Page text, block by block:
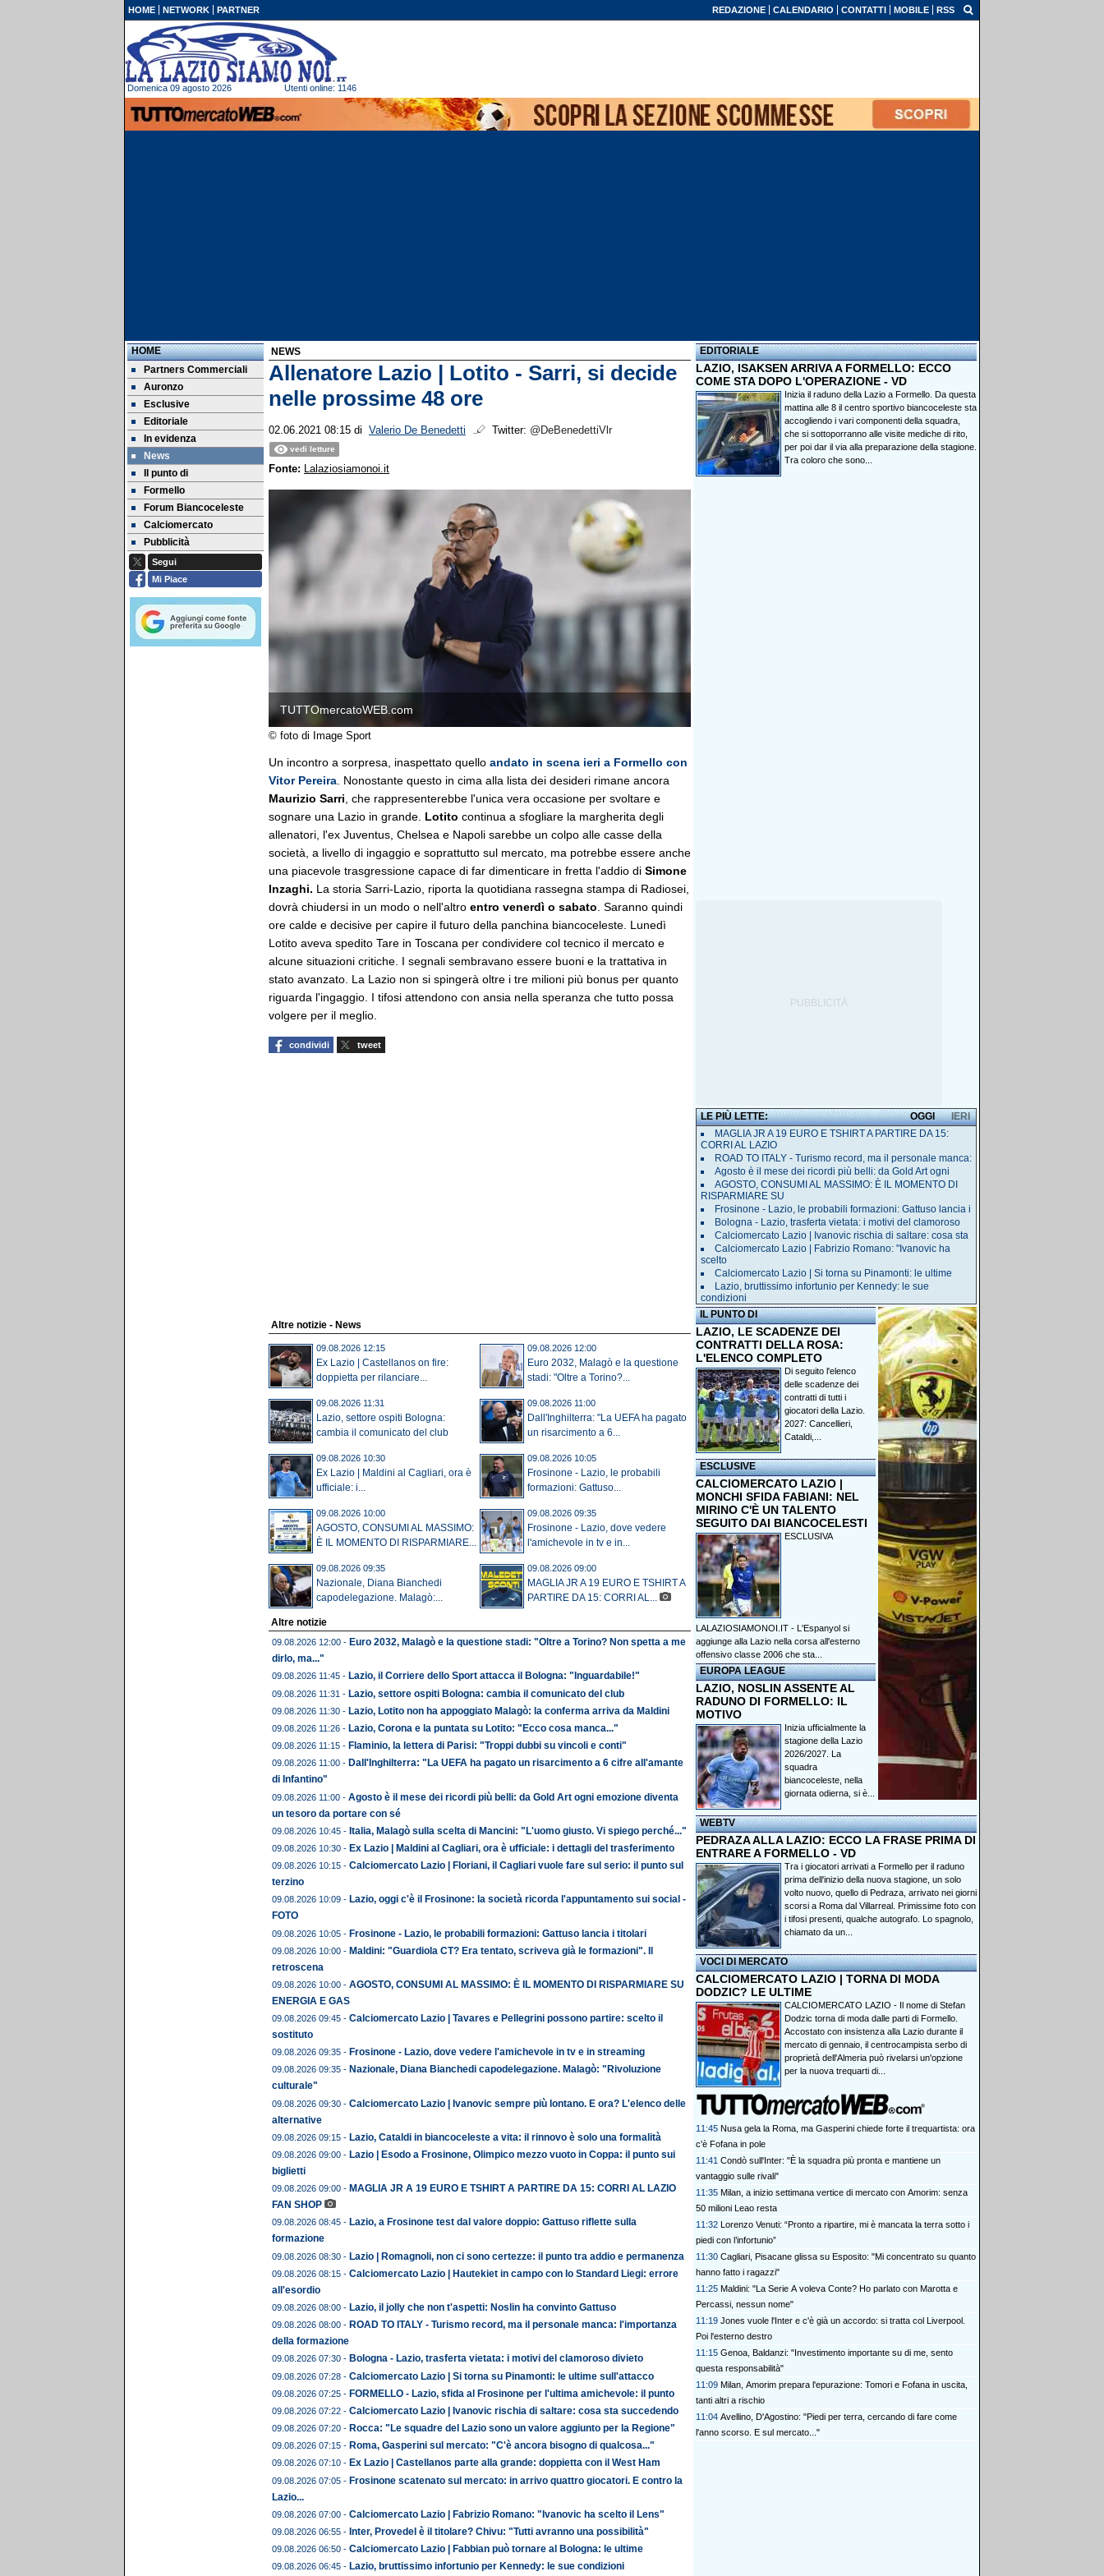
HOME NETWORK PARTNER REDAZIONE CALENDARIO CONTATTI MOBILE RSS
Domenica 09 agosto 2026 Utenti online: 1146
HOME
Partners Commerciali
Auronzo
Esclusive
Editoriale
In evidenza
News
Il punto di
Formello
Forum Biancoceleste
Calciomercato
Pubblicità
Segui
Mi Piace
NEWS
Allenatore Lazio | Lotito - Sarri, si decide
nelle prossime 48 ore
02.06.2021 08:15 di Valerio De Benedetti Twitter: @DeBenedettiVlr
vedi letture
Fonte: Lalaziosiamonoi.it
TUTTOmercatoWEB.com
© foto di Image Sport
Un incontro a sorpresa, inaspettato quello andato in scena ieri a Formello con
Vitor Pereira . Nonostante questo in cima alla lista dei desideri rimane ancora
Maurizio Sarri , che rappresenterebbe l'unica vera occasione per svoltare e
sognare una Lazio in grande. Lotito continua a sfogliare la margherita degli
allenatori, l'ex Juventus, Chelsea e Napoli sarebbe un colpo alle casse della
società, a livello di ingaggio e soprattutto sul mercato, ma potrebbe essere anche
una piacevole trasgressione capace di far dimenticare in fretta l'addio di Simone
Inzaghi. La storia Sarri-Lazio, riporta la quotidiana rassegna stampa di Radiosei,
dovrà chiudersi in un modo o nell'altro entro venerdì o sabato . Saranno quindi
ore calde e decisive per capire il futuro della panchina biancoceleste. Lunedì
Lotito aveva spedito Tare in Toscana per condividere col tecnico il mercato e
alcune situazioni critiche. I segnali sembravano essere buoni e la trattativa in
stato avanzato. La Lazio non si spingerà oltre i tre milioni più bonus per quanto
riguarda l'ingaggio. I tifosi attendono con ansia nella speranza che tutto possa
volgere per il meglio.
condividi tweet
Altre notizie - News
09.08.2026 12:15
Ex Lazio | Castellanos on fire:
doppietta per rilanciare...
09.08.2026 12:00
Euro 2032, Malagò e la questione
stadi: "Oltre a Torino?...
09.08.2026 11:31
Lazio, settore ospiti Bologna:
cambia il comunicato del club
09.08.2026 11:00
Dall'Inghilterra: "La UEFA ha pagato
un risarcimento a 6...
09.08.2026 10:30
Ex Lazio | Maldini al Cagliari, ora è
ufficiale: i...
09.08.2026 10:05
Frosinone - Lazio, le probabili
formazioni: Gattuso...
09.08.2026 10:00
AGOSTO, CONSUMI AL MASSIMO:
È IL MOMENTO DI RISPARMIARE...
09.08.2026 09:35
Frosinone - Lazio, dove vedere
l'amichevole in tv e in...
09.08.2026 09:35
Nazionale, Diana Bianchedi
capodelegazione. Malagò:...
09.08.2026 09:00
MAGLIA JR A 19 EURO E TSHIRT A
PARTIRE DA 15: CORRI AL...
Altre notizie
09.08.2026 12:00 - Euro 2032, Malagò e la questione stadi: "Oltre a Torino? Non spetta a me
dirlo, ma..."
09.08.2026 11:45 - Lazio, il Corriere dello Sport attacca il Bologna: "Inguardabile!"
09.08.2026 11:31 - Lazio, settore ospiti Bologna: cambia il comunicato del club
09.08.2026 11:30 - Lazio, Lotito non ha appoggiato Malagò: la conferma arriva da Maldini
09.08.2026 11:26 - Lazio, Corona e la puntata su Lotito: "Ecco cosa manca..."
09.08.2026 11:15 - Flaminio, la lettera di Parisi: "Troppi dubbi su vincoli e conti"
09.08.2026 11:00 - Dall'Inghilterra: "La UEFA ha pagato un risarcimento a 6 cifre all'amante
di Infantino"
09.08.2026 11:00 - Agosto è il mese dei ricordi più belli: da Gold Art ogni emozione diventa
un tesoro da portare con sé
09.08.2026 10:45 - Italia, Malagò sulla scelta di Mancini: "L'uomo giusto. Vi spiego perché..."
09.08.2026 10:30 - Ex Lazio | Maldini al Cagliari, ora è ufficiale: i dettagli del trasferimento
09.08.2026 10:15 - Calciomercato Lazio | Floriani, il Cagliari vuole fare sul serio: il punto sul
terzino
09.08.2026 10:09 - Lazio, oggi c'è il Frosinone: la società ricorda l'appuntamento sui social -
FOTO
09.08.2026 10:05 - Frosinone - Lazio, le probabili formazioni: Gattuso lancia i titolari
09.08.2026 10:00 - Maldini: "Guardiola CT? Era tentato, scriveva già le formazioni". Il
retroscena
09.08.2026 10:00 - AGOSTO, CONSUMI AL MASSIMO: È IL MOMENTO DI RISPARMIARE SU
ENERGIA E GAS
09.08.2026 09:45 - Calciomercato Lazio | Tavares e Pellegrini possono partire: scelto il
sostituto
09.08.2026 09:35 - Frosinone - Lazio, dove vedere l'amichevole in tv e in streaming
09.08.2026 09:35 - Nazionale, Diana Bianchedi capodelegazione. Malagò: "Rivoluzione
culturale"
09.08.2026 09:30 - Calciomercato Lazio | Ivanovic sempre più lontano. E ora? L'elenco delle
alternative
09.08.2026 09:15 - Lazio, Cataldi in biancoceleste a vita: il rinnovo è solo una formalità
09.08.2026 09:00 - Lazio | Esodo a Frosinone, Olimpico mezzo vuoto in Coppa: il punto sui
biglietti
09.08.2026 09:00 - MAGLIA JR A 19 EURO E TSHIRT A PARTIRE DA 15: CORRI AL LAZIO
FAN SHOP
09.08.2026 08:45 - Lazio, a Frosinone test dal valore doppio: Gattuso riflette sulla
formazione
09.08.2026 08:30 - Lazio | Romagnoli, non ci sono certezze: il punto tra addio e permanenza
09.08.2026 08:15 - Calciomercato Lazio | Hautekiet in campo con lo Standard Liegi: errore
all'esordio
09.08.2026 08:00 - Lazio, il jolly che non t'aspetti: Noslin ha convinto Gattuso
09.08.2026 08:00 - ROAD TO ITALY - Turismo record, ma il personale manca: l'importanza
della formazione
09.08.2026 07:30 - Bologna - Lazio, trasferta vietata: i motivi del clamoroso divieto
09.08.2026 07:28 - Calciomercato Lazio | Si torna su Pinamonti: le ultime sull'attacco
09.08.2026 07:25 - FORMELLO - Lazio, sfida al Frosinone per l'ultima amichevole: il punto
09.08.2026 07:22 - Calciomercato Lazio | Ivanovic rischia di saltare: cosa sta succedendo
09.08.2026 07:20 - Rocca: "Le squadre del Lazio sono un valore aggiunto per la Regione"
09.08.2026 07:15 - Roma, Gasperini sul mercato: "C'è ancora bisogno di qualcosa..."
09.08.2026 07:10 - Ex Lazio | Castellanos parte alla grande: doppietta con il West Ham
09.08.2026 07:05 - Frosinone scatenato sul mercato: in arrivo quattro giocatori. E contro la
Lazio...
09.08.2026 07:00 - Calciomercato Lazio | Fabrizio Romano: "Ivanovic ha scelto il Lens"
09.08.2026 06:55 - Inter, Provedel è il titolare? Chivu: "Tutti avranno una possibilità"
09.08.2026 06:50 - Calciomercato Lazio | Fabbian può tornare al Bologna: le ultime
09.08.2026 06:45 - Lazio, bruttissimo infortunio per Kennedy: le sue condizioni
EDITORIALE
LAZIO, ISAKSEN ARRIVA A FORMELLO: ECCO
COME STA DOPO L'OPERAZIONE - VD
Inizia il raduno della Lazio a Formello. Da questa
mattina alle 8 il centro sportivo biancoceleste sta
accogliendo i vari componenti della squadra,
che si sottoporranno alle visite mediche di rito,
per poi dar il via alla preparazione della stagione.
Tra coloro che sono...
LE PIÙ LETTE: IERI
OGGI
MAGLIA JR A 19 EURO E TSHIRT A PARTIRE DA 15:
CORRI AL LAZIO
ROAD TO ITALY - Turismo record, ma il personale manca:
Agosto è il mese dei ricordi più belli: da Gold Art ogni
AGOSTO, CONSUMI AL MASSIMO: È IL MOMENTO DI
RISPARMIARE SU
Frosinone - Lazio, le probabili formazioni: Gattuso lancia i
Bologna - Lazio, trasferta vietata: i motivi del clamoroso
Calciomercato Lazio | Ivanovic rischia di saltare: cosa sta
Calciomercato Lazio | Fabrizio Romano: "Ivanovic ha
scelto
Calciomercato Lazio | Si torna su Pinamonti: le ultime
Lazio, bruttissimo infortunio per Kennedy: le sue
condizioni
IL PUNTO DI
LAZIO, LE SCADENZE DEI
CONTRATTI DELLA ROSA:
L'ELENCO COMPLETO
Di seguito l'elenco
delle scadenze dei
contratti di tutti i
giocatori della Lazio.
2027: Cancellieri,
Cataldi,...
ESCLUSIVE
CALCIOMERCATO LAZIO |
MONCHI SFIDA FABIANI: NEL
MIRINO C'È UN TALENTO
SEGUITO DAI BIANCOCELESTI
ESCLUSIVA
LALAZIOSIAMONOI.IT - L'Espanyol si
aggiunge alla Lazio nella corsa all'esterno
offensivo classe 2006 che sta...
EUROPA LEAGUE
LAZIO, NOSLIN ASSENTE AL
RADUNO DI FORMELLO: IL
MOTIVO
Inizia ufficialmente la
stagione della Lazio
2026/2027. La
squadra
biancoceleste, nella
giornata odierna, si è...
WEBTV
PEDRAZA ALLA LAZIO: ECCO LA FRASE PRIMA DI
ENTRARE A FORMELLO - VD
Tra i giocatori arrivati a Formello per il raduno
prima dell'inizio della nuova stagione, un solo
volto nuovo, quello di Pedraza, arrivato nei giorni
scorsi a Roma dal Villarreal. Primissime foto con
i tifosi presenti, qualche autografo. Lo spagnolo,
chiamato da un...
VOCI DI MERCATO
CALCIOMERCATO LAZIO | TORNA DI MODA
DODZIC? LE ULTIME
CALCIOMERCATO LAZIO - Il nome di Stefan
Dodzic torna di moda dalle parti di Formello.
Accostato con insistenza alla Lazio durante il
mercato di gennaio, il centrocampista serbo di
proprietà dell'Almeria può rivelarsi un'opzione
per la nuova trequarti di...
11:45 Nusa gela la Roma, ma Gasperini chiede forte il trequartista: ora
c'è Fofana in pole
11:41 Condò sull'Inter: "È la squadra più pronta e mantiene un
vantaggio sulle rivali"
11:35 Milan, a inizio settimana vertice di mercato con Amorim: senza
50 milioni Leao resta
11:32 Lorenzo Venuti: “Pronto a ripartire, mi è mancata la terra sotto i
piedi con l’infortunio”
11:30 Cagliari, Pisacane glissa su Esposito: "Mi concentrato su quanto
hanno fatto i ragazzi"
11:25 Maldini: "La Serie A voleva Conte? Ho parlato con Marotta e
Percassi, nessun nome"
11:19 Jones vuole l'Inter e c'è già un accordo: si tratta col Liverpool.
Poi l'esterno destro
11:15 Genoa, Baldanzi: "Investimento importante su di me, sento
questa responsabilità"
11:09 Milan, Amorim prepara l'epurazione: Tomori e Fofana in uscita,
tanti altri a rischio
11:04 Avellino, D'Agostino: "Piedi per terra, cercando di fare come
l'anno scorso. E sul mercato..."